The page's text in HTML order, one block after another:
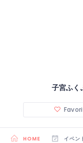
子宮ふく
HOME イベン